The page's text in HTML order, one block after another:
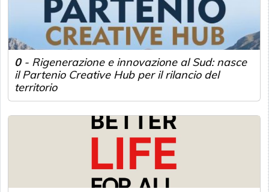
0- Rigenerazione e innovazione al Sud: nasce
il Partenio Creative Hub per il rilancio del
territorio